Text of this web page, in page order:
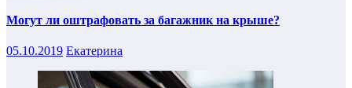
Могут ли оштрафовать за багажник на крыше?
05.10.2019 Екатерина